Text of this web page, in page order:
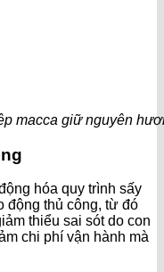
macca giữ nguyên
hóa quy trình sấy
động thủ công, từ đó
thiểu sai sót do con
chi phí vận hành mà